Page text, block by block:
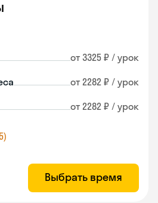
от 3325 ₽ / урок
от 2282 ₽ / урок
от 2282 ₽ / урок
Выбрать время